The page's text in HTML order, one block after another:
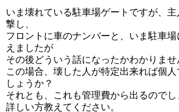
いま壊れている駐車場ゲートですが、主
撃し、
フロントに車のナンバーと、いま駐車
えましたが
その後どういう話になったかわかりませ
この場合、壊した人が特定出来れば個
しょうか？
それとも、これも管理費から出るのでし
詳しい方教えてください。